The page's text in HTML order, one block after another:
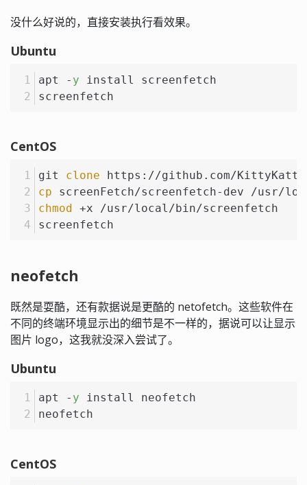
没什么好说的，直接安装执行看效果。
Ubuntu
apt - y install screenfetch
screenfetch
CentOS
git clone https://github.com/KittyKatt/
cp screenFetch/screenfetch-dev /usr/
chmod +x /usr/local/bin/screenfetch
screenfetch
neofetch
既然是耍酷，还有款据说是更酷的 netofetch。这些软件在
不同的终端环境显示出的细节是不一样的，据说可以让显示
图片 logo，这我就没深入尝试了。
Ubuntu
apt - y install neofetch
neofetch
CentOS